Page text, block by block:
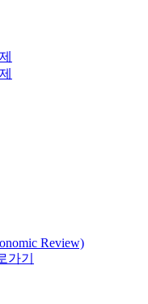
Review)
가기